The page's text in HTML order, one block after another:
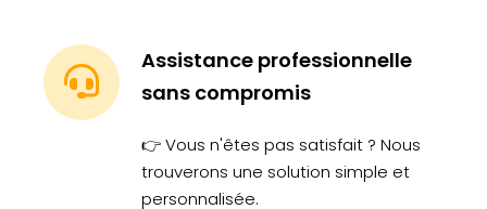
Assistance professionnelle
sans compromis
👉 Vous n'êtes pas satisfait ? Nous
trouverons une solution simple et
personnalisée.